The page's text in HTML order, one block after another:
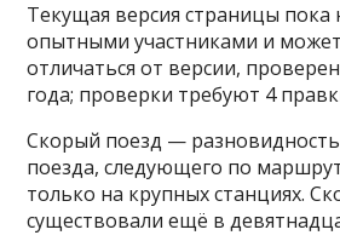
Текущая версия страницы пока
опытными участниками и
отличаться от версии,
года; проверки требуют 4
Скорый поезд — разновидность
поезда, следующего по
только на крупных станциях.
существовали ещё в